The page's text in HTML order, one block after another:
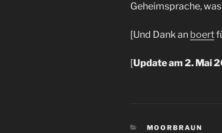
Geheimsprache,
[Und Dank an boert
[Update am 2. Mai
KATEGORIEN
MOORBRAUN